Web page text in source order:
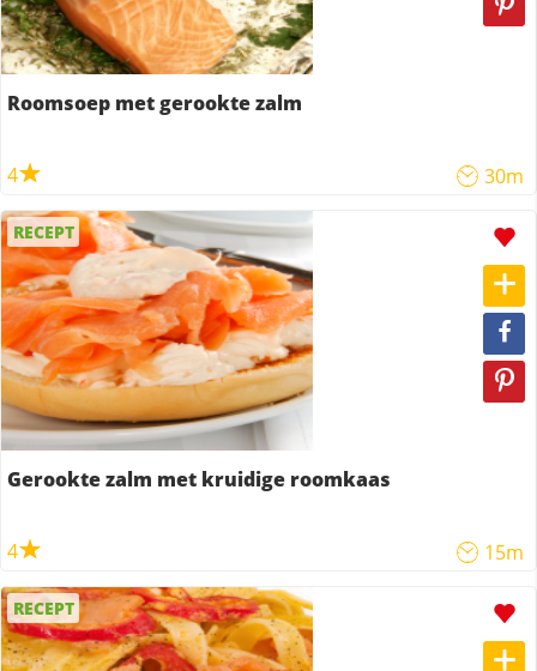
Roomsoep met gerookte zalm
4 30m
RECEPT
Gerookte zalm met kruidige roomkaas
4 15m
RECEPT